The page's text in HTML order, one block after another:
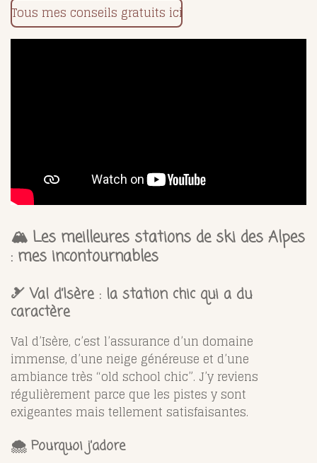
Tous mes conseils gratuits ici
🏔️ Les meilleures stations de ski des Alpes
: mes incontournables
🎿Val d’Isère : la station chic qui a du
caractère
Val d’Isère, c’est l’assurance d’un domaine
immense, d’une neige généreuse et d’une
ambiance très “old school chic”. J’y reviens
régulièrement parce que les pistes y sont
exigeantes mais tellement satisfaisantes.
🌨️ Pourquoi j’adore